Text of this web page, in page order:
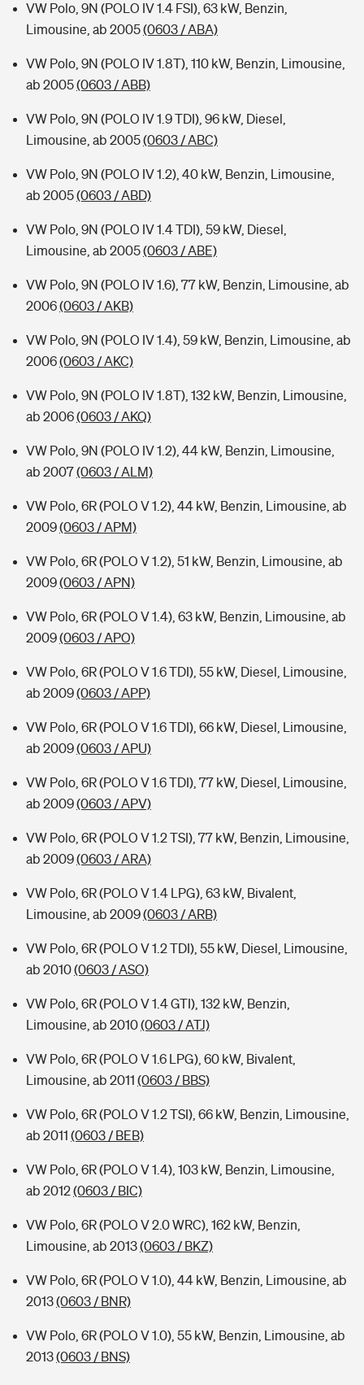
VW Polo, 9N (POLO IV 1.4 FSI), 63 kW, Benzin,
Limousine, ab 2005(0603 / ABA)
VW Polo, 9N (POLO IV 1.8T), 110 kW, Benzin, Limousine,
ab 2005(0603 / ABB)
VW Polo, 9N (POLO IV 1.9 TDI), 96 kW, Diesel,
Limousine, ab 2005(0603 / ABC)
VW Polo, 9N (POLO IV 1.2), 40 kW, Benzin, Limousine,
ab 2005(0603 / ABD)
VW Polo, 9N (POLO IV 1.4 TDI), 59 kW, Diesel,
Limousine, ab 2005(0603 / ABE)
VW Polo, 9N (POLO IV 1.6), 77 kW, Benzin, Limousine, ab
2006(0603 / AKB)
VW Polo, 9N (POLO IV 1.4), 59 kW, Benzin, Limousine, ab
2006(0603 / AKC)
VW Polo, 9N (POLO IV 1.8T), 132 kW, Benzin, Limousine,
ab 2006(0603 / AKQ)
VW Polo, 9N (POLO IV 1.2), 44 kW, Benzin, Limousine,
ab 2007(0603 / ALM)
VW Polo, 6R (POLO V 1.2), 44 kW, Benzin, Limousine, ab
2009(0603 / APM)
VW Polo, 6R (POLO V 1.2), 51 kW, Benzin, Limousine, ab
2009(0603 / APN)
VW Polo, 6R (POLO V 1.4), 63 kW, Benzin, Limousine, ab
2009(0603 / APO)
VW Polo, 6R (POLO V 1.6 TDI), 55 kW, Diesel, Limousine,
ab 2009(0603 / APP)
VW Polo, 6R (POLO V 1.6 TDI), 66 kW, Diesel, Limousine,
ab 2009(0603 / APU)
VW Polo, 6R (POLO V 1.6 TDI), 77 kW, Diesel, Limousine,
ab 2009(0603 / APV)
VW Polo, 6R (POLO V 1.2 TSI), 77 kW, Benzin, Limousine,
ab 2009(0603 / ARA)
VW Polo, 6R (POLO V 1.4 LPG), 63 kW, Bivalent,
Limousine, ab 2009(0603 / ARB)
VW Polo, 6R (POLO V 1.2 TDI), 55 kW, Diesel, Limousine,
ab 2010(0603 / ASO)
VW Polo, 6R (POLO V 1.4 GTI), 132 kW, Benzin,
Limousine, ab 2010(0603 / ATJ)
VW Polo, 6R (POLO V 1.6 LPG), 60 kW, Bivalent,
Limousine, ab 2011 (0603 / BBS)
VW Polo, 6R (POLO V 1.2 TSI), 66 kW, Benzin, Limousine,
ab 2011 (0603 / BEB)
VW Polo, 6R (POLO V 1.4), 103 kW, Benzin, Limousine,
ab 2012(0603 / BIC)
VW Polo, 6R (POLO V 2.0 WRC), 162 kW, Benzin,
Limousine, ab 2013(0603 / BKZ)
VW Polo, 6R (POLO V 1.0), 44 kW, Benzin, Limousine, ab
2013(0603 / BNR)
VW Polo, 6R (POLO V 1.0), 55 kW, Benzin, Limousine, ab
2013(0603 / BNS)